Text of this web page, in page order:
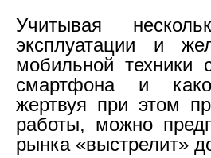
Учитывая
эксплуатации и
мобильной техники
смартфона и
жертвуя при этом
работы, можно
рынка «выстрелит»